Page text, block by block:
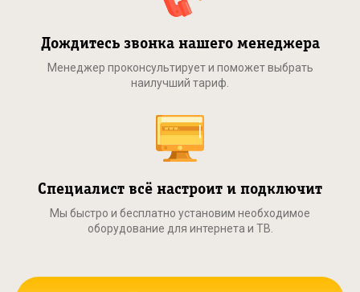
Дождитесь звонка нашего менеджера
Менеджер проконсультирует и поможет выбрать
наилучший тариф.
Специалист всё настроит и подключит
Мы быстро и бесплатно установим необходимое
оборудование для интернета и ТВ.